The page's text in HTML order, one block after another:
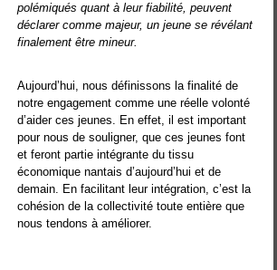
polémiqués quant à leur fiabilité, peuvent
déclarer comme majeur, un jeune se révélant
finalement être mineur.
Aujourd’hui, nous définissons la finalité de
notre engagement comme une réelle volonté
d’aider ces jeunes. En effet, il est important
pour nous de souligner, que ces jeunes font
et feront partie intégrante du tissu
économique nantais d’aujourd’hui et de
demain. En facilitant leur intégration, c’est la
cohésion de la collectivité toute entière que
nous tendons à améliorer.